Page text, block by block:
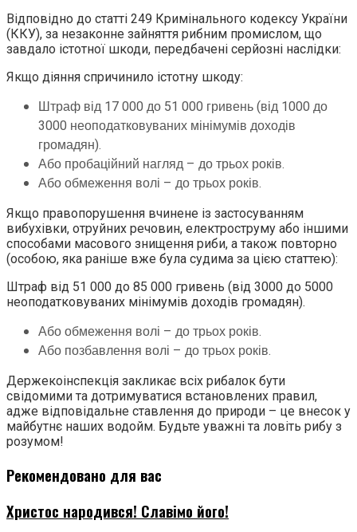
Відповідно до статті 249 Кримінального кодексу України
(ККУ), за незаконне зайняття рибним промислом, що
завдало істотної шкоди, передбачені серйозні наслідки:
Якщо діяння спричинило істотну шкоду:
Штраф від 17 000 до 51 000 гривень (від 1000 до
3000 неоподатковуваних мінімумів доходів
громадян).
Або пробаційний нагляд – до трьох років.
Або обмеження волі – до трьох років.
Якщо правопорушення вчинене із застосуванням
вибухівки, отруйних речовин, електроструму або іншими
способами масового знищення риби, а також повторно
(особою, яка раніше вже була судима за цією статтею):
Штраф від 51 000 до 85 000 гривень (від 3000 до 5000
неоподатковуваних мінімумів доходів громадян).
Або обмеження волі – до трьох років.
Або позбавлення волі – до трьох років.
Держекоінспекція закликає всіх рибалок бути
свідомими та дотримуватися встановлених правил,
адже відповідальне ставлення до природи – це внесок у
майбутнє наших водойм. Будьте уважні та ловіть рибу з
розумом!
Рекомендовано для вас
Христос народився! Славімо його!